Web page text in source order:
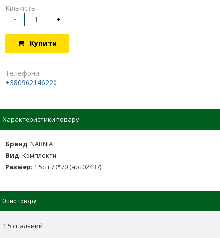
Кількість:
- +
Купити
Телефони:
+380962146220
Характеристики товару:
Бренд: NARNIA
Вид: Комплекти
Размер: 1,5сп 70*70 (арт02437)
Опис товару
1,5 спальний